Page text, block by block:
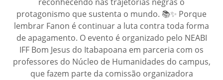
protagonismo que sustenta o mundo. 📚✨ Porque
lembrar Fanon é continuar a luta contra toda forma
de apagamento. O evento é organizado pelo NEABI
IFF Bom Jesus do Itabapoana em parceria com os
professores do Núcleo de Humanidades do campus,
que fazem parte da comissão organizadora